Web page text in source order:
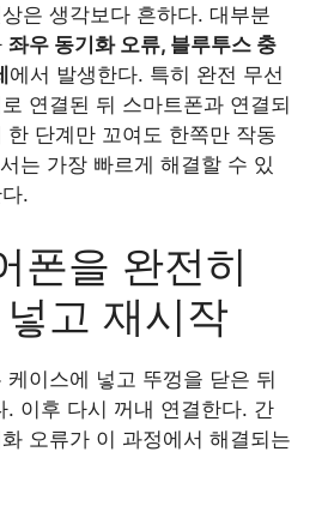
은 생각보다 흔하다. 대부분
좌우 동기화 오류, 블루투스 충
에서 발생한다. 특히 완전 무선
연결된 뒤 스마트폰과 연결되
한 단계만 꼬여도 한쪽만 작동
는 가장 빠르게 해결할 수 있
.
폰을 완전히
고 재시작
이스에 넣고 뚜껑을 닫은 뒤
이후 다시 꺼내 연결한다. 간
오류가 이 과정에서 해결되는